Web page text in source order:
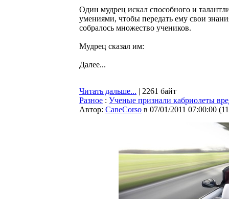
Один мудрец искал способного и
умениями, чтобы передать ему свои
собралось множество учеников.
Мудрец сказал им:
Далее...
Читать дальше... | 2261 байт
Разное : Ученые признали кабриолеты
Автор: CaneCorso в 07/01/2011 07:00:00 (